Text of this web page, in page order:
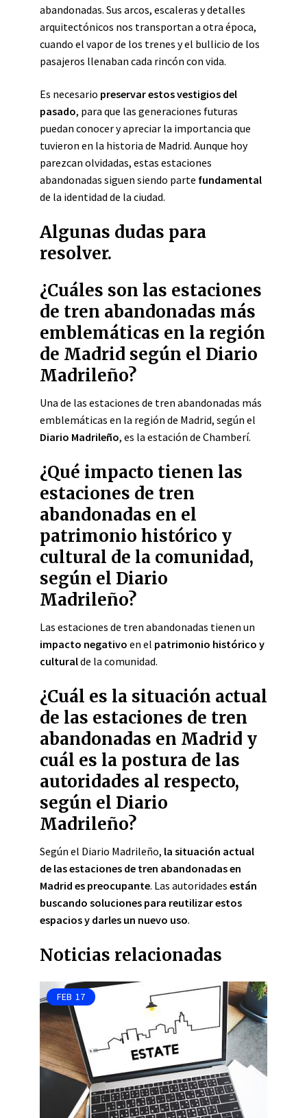
abandonadas. Sus arcos, escaleras y detalles
arquitectónicos nos transportan a otra época,
cuando el vapor de los trenes y el bullicio de los
pasajeros llenaban cada rincón con vida.
Es necesario preservar estos vestigios del
pasado, para que las generaciones futuras
puedan conocer y apreciar la importancia que
tuvieron en la historia de Madrid. Aunque hoy
parezcan olvidadas, estas estaciones
abandonadas siguen siendo parte fundamental
de la identidad de la ciudad.
Algunas dudas para
resolver.
¿Cuáles son las estaciones
de tren abandonadas más
emblemáticas en la región
de Madrid según el Diario
Madrileño?
Una de las estaciones de tren abandonadas más
emblemáticas en la región de Madrid, según el
Diario Madrileño, es la estación de Chamberí.
¿Qué impacto tienen las
estaciones de tren
abandonadas en el
patrimonio histórico y
cultural de la comunidad,
según el Diario
Madrileño?
Las estaciones de tren abandonadas tienen un
impacto negativo en el patrimonio histórico y
culturalde la comunidad.
¿Cuál es la situación actual
de las estaciones de tren
abandonadas en Madrid y
cuál es la postura de las
autoridades al respecto,
según el Diario
Madrileño?
Según el Diario Madrileño, la situación actual
de las estaciones de tren abandonadas en
Madrid es preocupante. Las autoridades están
buscando soluciones para reutilizar estos
espacios y darles un nuevo uso.
Noticias relacionadas
FEB 17